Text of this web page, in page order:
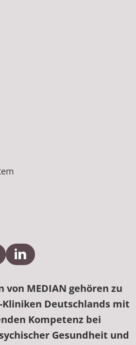
zu Instagram
zu YouTube
Verlinkung zu Facebook
Externe Verlinkung zu
von MEDIAN gehören zu
Kliniken Deutschlands mit
Kompetenz bei
Gesundheit und